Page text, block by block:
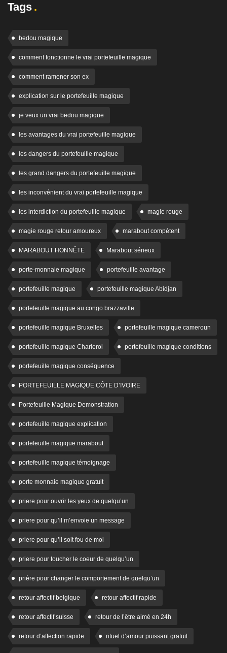
Tags
bedou magique
comment fonctionne le vrai portefeuille magique
comment ramener son ex
explication sur le portefeuille magique
je veux un vrai bedou magique
les avantages du vrai portefeuille magique
les dangers du portefeuille magique
les grand dangers du portefeuille magique
les inconvénient du vrai portefeuille magique
les interdiction du portefeuille magique magie rouge
magie rouge retour amoureux marabout compétent
MARABOUT HONNÊTE Marabout sérieux
porte-monnaie magique portefeuille avantage
portefeuille magique portefeuille magique Abidjan
portefeuille magique au congo brazzaville
portefeuille magique Bruxelles portefeuille magique cameroun
portefeuille magique Charleroi portefeuille magique conditions
portefeuille magique conséquence
PORTEFEUILLE MAGIQUE CÔTE D’IVOIRE
Portefeuille Magique Demonstration
portefeuille magique explication
portefeuille magique marabout
portefeuille magique témoignage
porte monnaie magique gratuit
priere pour ouvrir les yeux de quelqu’un
priere pour qu’il m’envoie un message
priere pour qu’il soit fou de moi
priere pour toucher le coeur de quelqu’un
prière pour changer le comportement de quelqu’un
retour affectif belgique retour affectif rapide
retour affectif suisse retour de l’être aimé en 24h
retour d’affection rapide rituel d’amour puissant gratuit